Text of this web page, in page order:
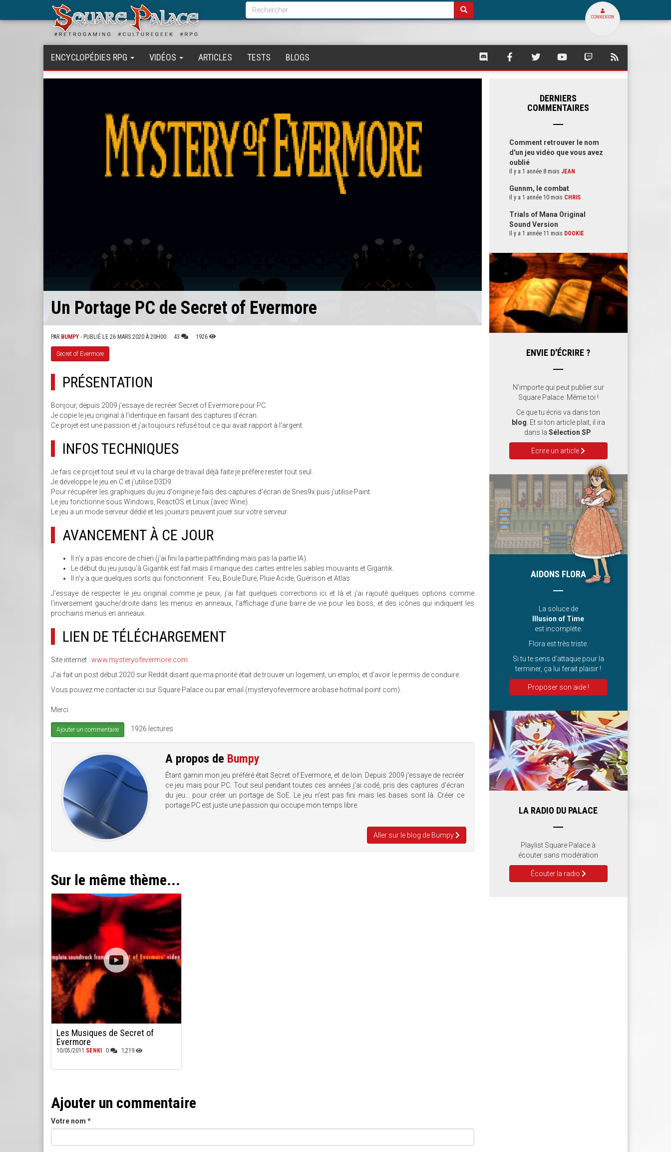
Formulaire
de
recherche
Rechercher
CONNEXION
ENCYCLOPÉDIES RPG VIDÉOS ARTICLES TESTS BLOGS
SQUARE
SQUARE SQUARE SQUARE SQUARE
Un Portage PC de Secret of Evermore
PAR BUMPY - PUBLIÉ LE 26 MARS 2020 À 20H00 43 1926
Secret of Evermore
PRÉSENTATION
Bonjour, depuis 2009 j'essaye de recréer Secret of Evermore pour PC.
Je copie le jeu original à l'identique en faisant des captures d'écran.
Ce projet est une passion et j'ai toujours refusé tout ce qui avait rapport à l'argent.
INFOS TECHNIQUES
Je fais ce projet tout seul et vu la charge de travail déjà faite je préfère rester tout seul.
Je développe le jeu en C et j'utilise D3D9.
Pour récupérer les graphiques du jeu d'origine je fais des captures d'écran de Snes9x puis j'utilise Paint.
Le jeu fonctionne sous Windows, ReactOS et Linux (avec Wine).
Le jeu a un mode serveur dédié et les joueurs peuvent jouer sur votre serveur.
AVANCEMENT À CE JOUR
Il n'y a pas encore de chien (j'ai fini la partie pathfinding mais pas la partie IA).
Le début du jeu jusqu'à Gigantik est fait mais il manque des cartes entre les sables mouvants et Gigantik.
Il n'y a que quelques sorts qui fonctionnent : Feu, Boule Dure, Pluie Acide, Guérison et Atlas.
J'essaye de respecter le jeu original comme je peux, j'ai fait quelques corrections ici et là et j'ai rajouté quelques options comme
l'inversement gauche/droite dans les menus en anneaux, l'affichage d'une barre de vie pour les boss, et des icônes qui indiquent les
prochains menus en anneaux.
LIEN DE TÉLÉCHARGEMENT
Site internet : www.mysteryofevermore.com
J'ai fait un post début 2020 sur Reddit disant que ma priorité était de trouver un logement, un emploi, et d'avoir le permis de conduire.
Vous pouvez me contacter ici sur Square Palace ou par email (mysteryofevermore arobase hotmail point com).
Merci.
Ajouter un commentaire 1926 lectures
A propos de Bumpy
Étant gamin mon jeu préféré était Secret of Evermore, et de loin. Depuis 2009 j'essaye de recréer
ce jeu mais pour PC. Tout seul pendant toutes ces années j'ai codé, pris des captures d'écran
du jeu... pour créer un portage de SoE. Le jeu n'est pas fini mais les bases sont là. Créer ce
portage PC est juste une passion qui occupe mon temps libre.
Aller sur le blog de Bumpy
Sur le même thème...
Les Musiques de Secret of
Evermore
10/05/2011 SENKI 0 1,219
Ajouter un commentaire
Votre nom *
DERNIERS
COMMENTAIRES
Comment retrouver le nom
d'un jeu vidéo que vous avez
oublié
Il y a 1 année 8 mois JEAN
Gunnm, le combat
Il y a 1 année 10 mois CHRIS
Trials of Mana Original
Sound Version
Il y a 1 année 11 mois DOOKIE
ENVIE D'ÉCRIRE ?
N'importe qui peut publier sur
Square Palace. Même toi !
Ce que tu écris va dans ton
blog . Et si ton article plait, il ira
dans la Sélection SP
Ecrire un article
AIDONS FLORA
La soluce de
Illusion of Time
est incomplète.
Flora est très triste.
Si tu te sens d’attaque pour la
terminer, ça lui ferait plaisir !
Proposer son aide !
LA RADIO DU PALACE
Playlist Square Palace à
écouter sans modération
Écouter la radio